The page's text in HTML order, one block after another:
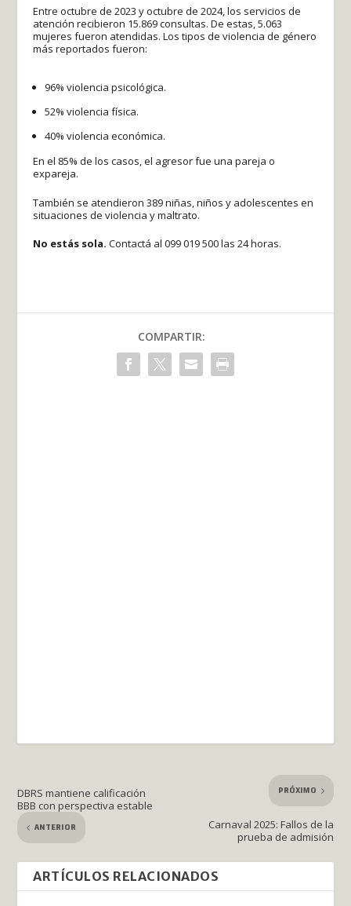
Entre octubre de 2023 y octubre de 2024, los servicios de
atención recibieron 15.869 consultas. De estas, 5.063
mujeres fueron atendidas. Los tipos de violencia de género
más reportados fueron:
96% violencia psicológica.
52% violencia física.
40% violencia económica.
En el 85% de los casos, el agresor fue una pareja o
expareja.
También se atendieron 389 niñas, niños y adolescentes en
situaciones de violencia y maltrato.
No estás sola. Contactá al 099 019 500 las 24 horas.
COMPARTIR:
DBRS mantiene calificación
BBB con perspectiva estable
ANTERIOR
PRÓXIMO
Carnaval 2025: Fallos de la
prueba de admisión
ARTÍCULOS RELACIONADOS